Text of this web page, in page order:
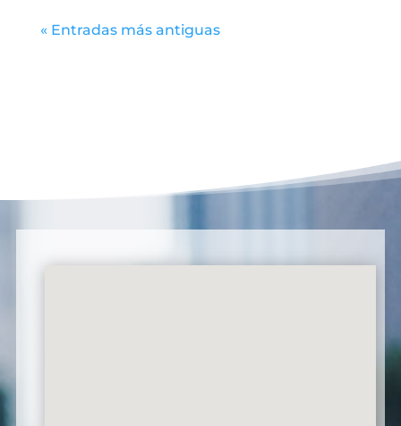
« Entradas más antiguas